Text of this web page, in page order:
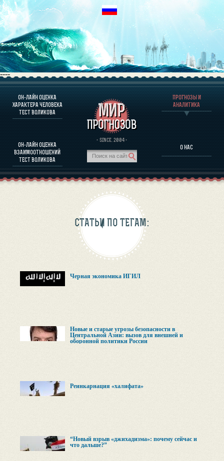
----
ОН-ЛАЙН ОЦЕНКА
ХАРАКТЕРА ЧЕЛОВЕКА
ТЕСТ ВОЛИКОВА
ОН-ЛАЙН ОЦЕНКА
ВЗАИМООТНОШЕНИЙ
ТЕСТ ВОЛИКОВА
· SINCE. 2004 ·
ПРОГНОЗЫ И
АНАЛИТИКА
О НАС
О ПРОГРАММЕ
ОЦЕНКА ХАРАКТЕРA ЧЕЛОВЕКА
ОЦЕНКА ХАРАКТЕРА ВЫДАЮЩИХСЯ ЛИЧНОСТЕЙ
О ПРОГРАММЕ
ПРОГНОЗЫ И АНАЛИТИКА
СТАТЬИ ПО ТЕГАМ:
Черная экономика ИГИЛ
Новые и старые угрозы безопасности в
Центральной Азии: вызов для внешней и
оборонной политики России
Реинкарнация «халифата»
“Новый взрыв «джихадизма»: почему сейчас и
что дальше?”